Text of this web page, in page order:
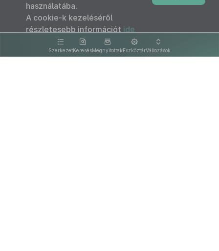
SzerkezetKeresésMegnyitottakEszköztárVáltozások
használatába.
A cookie-k kezeléséről
részletesebb információt ide
kattintva olvashat.